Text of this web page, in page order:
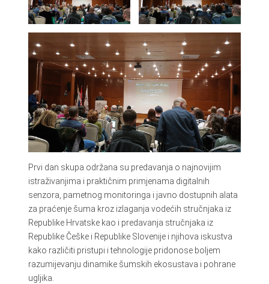
Prvi dan skupa održana su predavanja o najnovijim
istraživanjima i praktičnim primjenama digitalnih
senzora, pametnog monitoringa i javno dostupnih alata
za praćenje šuma kroz izlaganja vodećih stručnjaka iz
Republike Hrvatske kao i predavanja stručnjaka iz
Republike Češke i Republike Slovenije i njihova iskustva
kako različiti pristupi i tehnologije pridonose boljem
razumijevanju dinamike šumskih ekosustava i pohrane
ugljika.